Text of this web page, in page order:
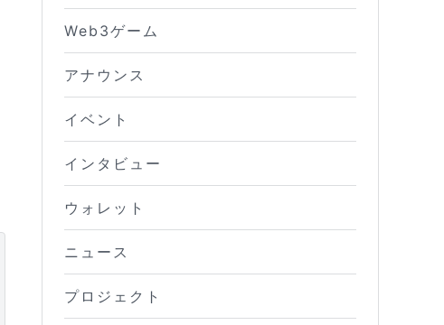
Web3ゲーム
アナウンス
イベント
インタビュー
ウォレット
ニュース
プロジェクト